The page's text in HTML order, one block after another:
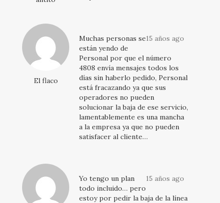
El flaco
15 años ago
Muchas personas se
están yendo de
Personal por que el número
4808 envía mensajes todos los
días sin haberlo pedido, Personal
está fracazando ya que sus
operadores no pueden
solucionar la baja de ese servicio,
lamentablemente es una mancha
a la empresa ya que no pueden
satisfacer al cliente…
15 años ago
Yo tengo un plan
todo incluido… pero
estoy por pedir la baja de la línea